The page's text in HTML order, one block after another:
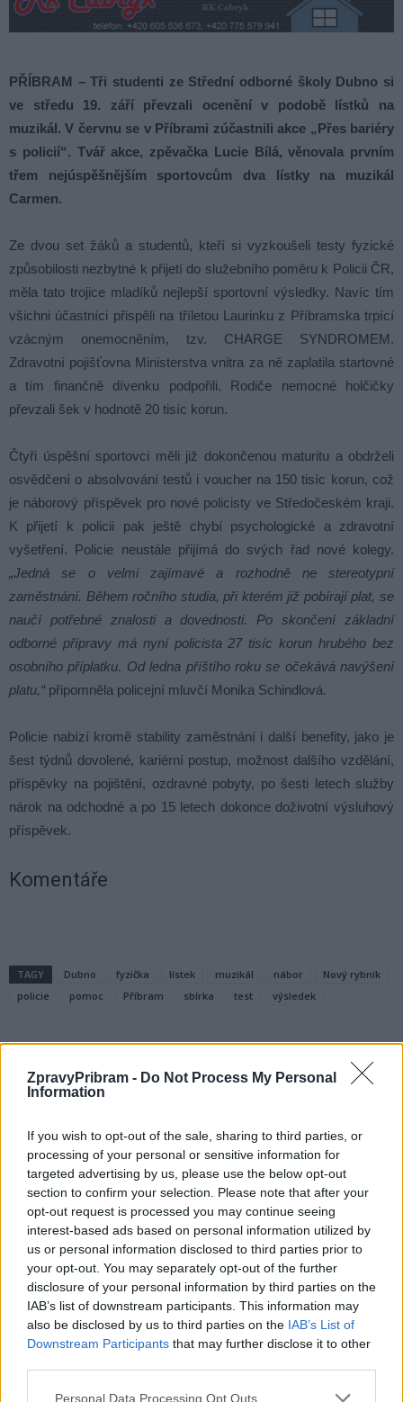
ZpravyPribram - Do Not Process My Personal
Information
If you wish to opt-out of the sale, sharing to third parties, or
processing of your personal or sensitive information for
targeted advertising by us, please use the below opt-out
section to confirm your selection. Please note that after your
opt-out request is processed you may continue seeing
interest-based ads based on personal information utilized by
us or personal information disclosed to third parties prior to
your opt-out. You may separately opt-out of the further
disclosure of your personal information by third parties on the
IAB’s list of downstream participants. This information may
also be disclosed by us to third parties on the IAB’s List of
Downstream Participants that may further disclose it to other
Personal Data Processing Opt Outs
PŘÍBRAM – Tři studenti ze Střední odborné školy Dubno si
ve středu 19. září převzali ocenění v podobě lístků na
muzikál. V červnu se v Příbrami zúčastnili akce „Přes bariéry
s policií“. Tvář akce, zpěvačka Lucie Bílá, věnovala prvním
třem nejúspěšnějším sportovcům dva lístky na muzikál
Carmen.
Ze dvou set žáků a studentů, kteří si vyzkoušeli testy fyzické
způsobilosti nezbytné k přijetí do služebního poměru k Policii ČR,
měla tato trojice mladíků nejlepší sportovní výsledky. Navíc tím
všichni účastníci přispěli na tříletou Laurinku z Příbramska trpící
vzácným onemocněním, tzv. CHARGE SYNDROMEM.
Zdravotní pojišťovna Ministerstva vnitra za ně zaplatila startovné
a tím finančně dívenku podpořili. Rodiče nemocné holčičky
převzali šek v hodnotě 20 tisíc korun.
Čtyři úspěšní sportovci měli již dokončenou maturitu a obdrželi
osvědčení o absolvování testů i voucher na 150 tisíc korun, což
je náborový příspěvek pro nové policisty ve Středočeském kraji.
K přijetí k policii pak ještě chybí psychologické a zdravotní
vyšetření. Policie neustále přijímá do svých řad nové kolegy.
„Jedná se o velmi zajímavé a rozhodně ne stereotypní
zaměstnání. Během ročního studia, při kterém již pobírají plat, se
naučí potřebné znalosti a dovednosti. Po skončení základní
odborné přípravy má nyní policista 27 tisíc korun hrubého bez
osobního příplatku. Od ledna příštího roku se očekává navýšení
platu,“ připomněla policejní mluvčí Monika Schindlová.
Policie nabízí kromě stability zaměstnání i další benefity, jako je
šest týdnů dovolené, kariérní postup, možnost dalšího vzdělání,
příspěvky na pojištění, ozdravné pobyty, po šesti letech služby
nárok na odchodné a po 15 letech dokonce doživotní výsluhový
příspěvek.
Komentáře
TAGY Dubno fyzička lístek muzikál nábor
Nový rybník
policie
pomoc Příbram sbírka test výsledek
Předchozí článek
Příbramské házenkářky vyrazily
na svůj první mistrovský turnaj
Následující článek
V Rožmitále řádí vandal
SOUVISEJÍCÍ ČLÁNKY
VÍCE OD AUTORA